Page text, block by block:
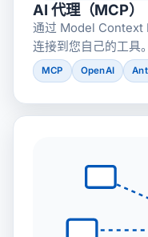
AI 代理（MCP）
通过 Model Context
连接到您自己的工具。
MCP OpenAI